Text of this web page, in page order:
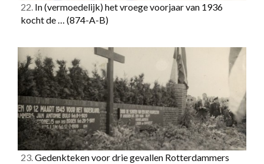
22. In (vermoedelijk) het vroege voorjaar van 1936
kocht de … (874-A-B)
23.Gedenkteken voor drie gevallen Rotterdammers